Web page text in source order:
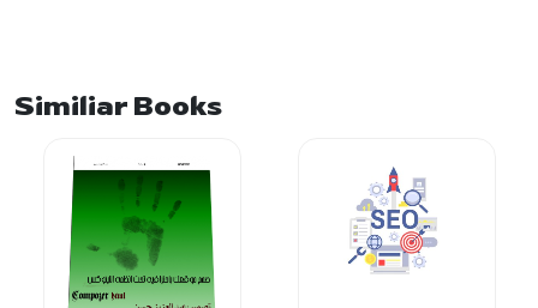
Similiar Books